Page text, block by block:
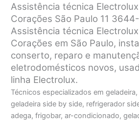
Assistência técnica
Corações São Paulo 11
Assistência técnica
Corações em São Paulo,
conserto, reparo e
eletrodomésticos novos,
linha Electrolux.
Técnicos especializados em
geladeira side by side, refrigerador
adega, frigobar, ar-condicionado,